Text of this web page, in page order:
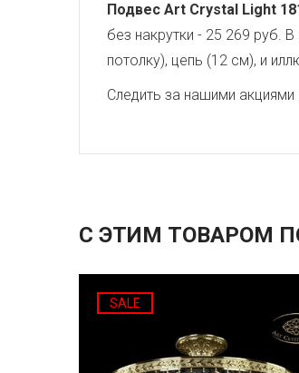
Подвес Art Crystal Light
без накрутки - 25 269 руб.
потолку), цепь (12 см), и
Следить за нашими
С ЭТИМ ТОВАРОМ
SALE